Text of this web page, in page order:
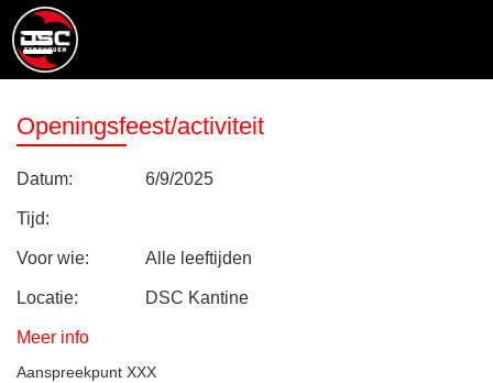
Openingsfeest/activiteit
Datum: 6/9/2025
Tijd:
Voor wie: Alle leeftijden
Locatie: DSC Kantine
Meer info
Aanspreekpunt XXX